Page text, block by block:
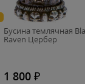
Бусина темлячная
Raven Цербер
1 800 ₽